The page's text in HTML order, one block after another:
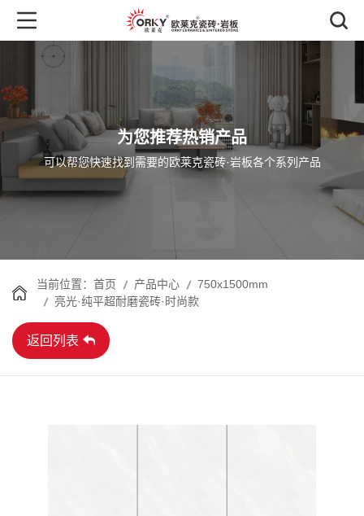
为您推荐热销产品
可以帮您快速找到需要的欧莱克瓷砖·岩板各个系列产品
返回列表
当前位置： 首页 产品中心
750x1500mm
亮光·纯平超耐磨瓷砖·时尚款